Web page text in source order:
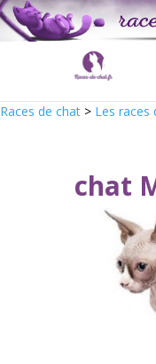
Races de chat > Les races
chat